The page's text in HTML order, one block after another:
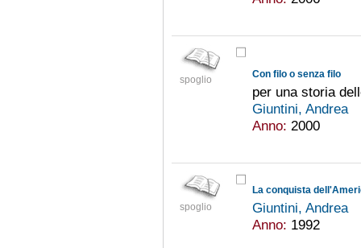
spoglio Con filo o senza filo
per una storia
Giuntini, Andrea
Anno: 2000
spoglio
Giuntini, Andrea
Anno: 1992